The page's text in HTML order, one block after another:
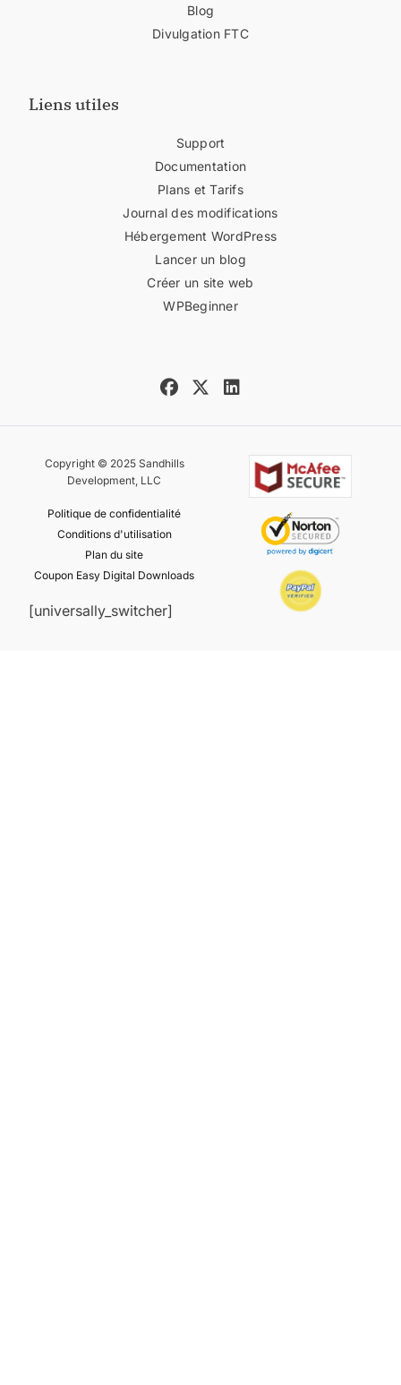
Blog
Divulgation FTC
Liens utiles
Support
Documentation
Plans et Tarifs
Journal des modifications
Hébergement WordPress
Lancer un blog
Créer un site web
WPBeginner
Copyright © 2025 Sandhills
Development, LLC
Politique de confidentialité
Conditions d'utilisation
Plan du site
Coupon Easy Digital Downloads
[universally_switcher]